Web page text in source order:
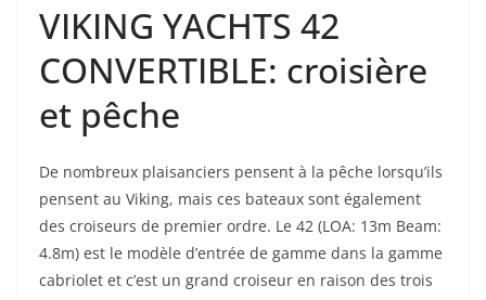
VIKING YACHTS 42
CONVERTIBLE: croisière
et pêche
De nombreux plaisanciers pensent à la pêche lorsqu’ils
pensent au Viking, mais ces bateaux sont également
des croiseurs de premier ordre. Le 42 (LOA: 13m Beam:
4.8m) est le modèle d’entrée de gamme dans la gamme
cabriolet et c’est un grand croiseur en raison des trois